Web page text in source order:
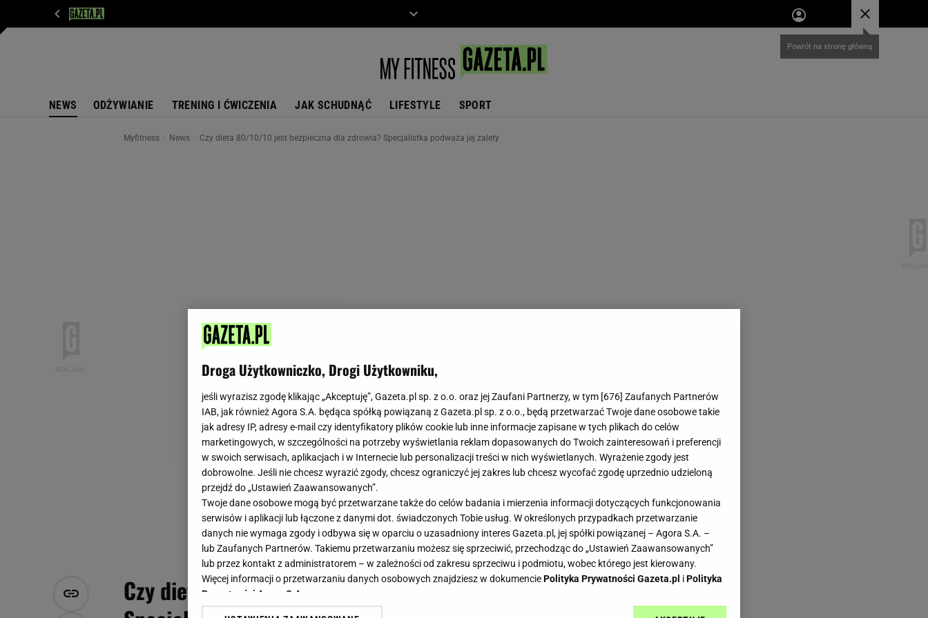
NEWS ODŻYWIANIE TRENING I ĆWICZENIA JAK SCHUDNĄĆ LIFESTYLE SPORT
Myfitness News Czy dieta 80/10/10 jest bezpieczna dla zdrowia? Specjalistka podważa jej zalety
Czy dieta 80/10/10 jest bezpieczna dla zdrowia?
Droga Użytkowniczko, Drogi Użytkowniku,
jeśli wyrazisz zgodę klikając „Akceptuję”, Gazeta.pl sp. z o.o. oraz jej Zaufani Partnerzy, w tym [676] Zaufanych Partnerów
IAB, jak również Agora S.A. będąca spółką powiązaną z Gazeta.pl sp. z o.o., będą przetwarzać Twoje dane osobowe takie
jak adresy IP, adresy e-mail czy identyfikatory plików cookie lub inne informacje zapisane w tych plikach do celów
marketingowych, w szczególności na potrzeby wyświetlania reklam dopasowanych do Twoich zainteresowań i preferencji
w swoich serwisach, aplikacjach i w Internecie lub personalizacji treści w nich wyświetlanych. Wyrażenie zgody jest
dobrowolne. Jeśli nie chcesz wyrazić zgody, chcesz ograniczyć jej zakres lub chcesz wycofać zgodę uprzednio udzieloną
przejdź do „Ustawień Zaawansowanych”.
Twoje dane osobowe mogą być przetwarzane także do celów badania i mierzenia informacji dotyczących funkcjonowania
serwisów i aplikacji lub łączone z danymi dot. świadczonych Tobie usług. W określonych przypadkach przetwarzanie
danych nie wymaga zgody i odbywa się w oparciu o uzasadniony interes Gazeta.pl, jej spółki powiązanej – Agora S.A. –
lub Zaufanych Partnerów. Takiemu przetwarzaniu możesz się sprzeciwić, przechodząc do „Ustawień Zaawansowanych”
lub przez kontakt z administratorem – w zależności od zakresu sprzeciwu i podmiotu, wobec którego jest kierowany.
Więcej informacji o przetwarzaniu danych osobowych znajdziesz w dokumenciePolityka Prywatności Gazeta.pl iPolityka
Prywatności Agora S.A.